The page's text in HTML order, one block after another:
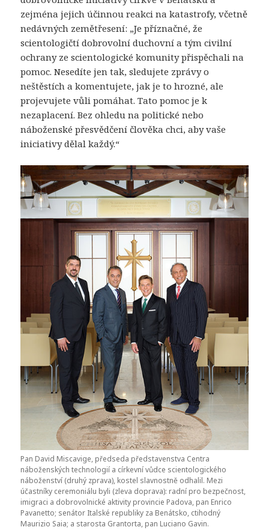
zejména jejich účinnou reakci na katastrofy, včetně
nedávných zemětřesení: „Je příznačné, že
scientologičtí dobrovolní duchovní a tým civilní
ochrany ze scientologické komunity přispěchali na
pomoc. Nesedíte jen tak, sledujete zprávy o
neštěstích a komentujete, jak je to hrozné, ale
projevujete vůli pomáhat. Tato pomoc je k
nezaplacení. Bez ohledu na politické nebo
náboženské přesvědčení člověka chci, aby vaše
iniciativy dělal každý.“
Pan David Miscavige, předseda představenstva Centra
náboženských technologií a církevní vůdce scientologického
náboženství (druhý zprava), kostel slavnostně odhalil. Mezi
účastníky ceremoniálu byli (zleva doprava): radní pro bezpečnost,
imigraci a dobrovolnické aktivity provincie Padova, pan Enrico
Pavanetto; senátor Italské republiky za Benátsko, ctihodný
Maurizio Saia; a starosta Grantorta, pan Luciano Gavin.